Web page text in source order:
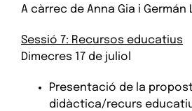
A càrrec de Anna Gia i Germán
Sessió 7: Recursos educatius
Dimecres 17 de juliol
Presentació de la
didàctica/recurs